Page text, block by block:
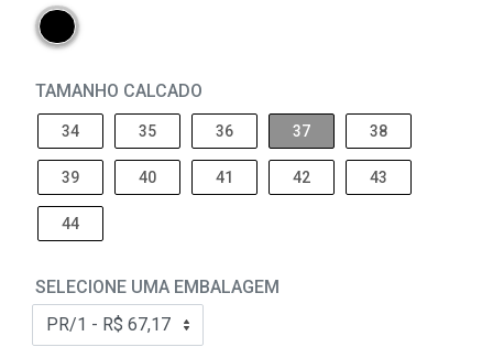
TAMANHO CALCADO
34 35 36 37 38
39 40 41 42 43
44
SELECIONE UMA EMBALAGEM